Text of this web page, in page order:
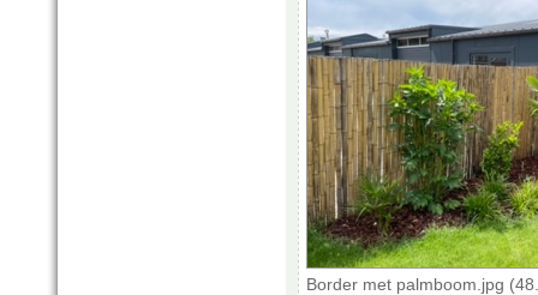
Border met palmboom.jpg